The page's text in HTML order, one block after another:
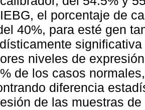
el porcentaje de
40%, para esté gen
niveles de
de los casos
diferencia
de las muestras